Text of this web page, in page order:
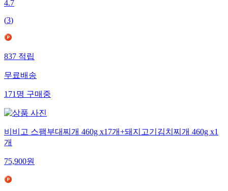
4.7
(3)
837 적립
무료배송
171 명 구매중
비비고 스팸부대찌개 460g x17개+돼지고기김치찌개 460g x1
개
75,900원